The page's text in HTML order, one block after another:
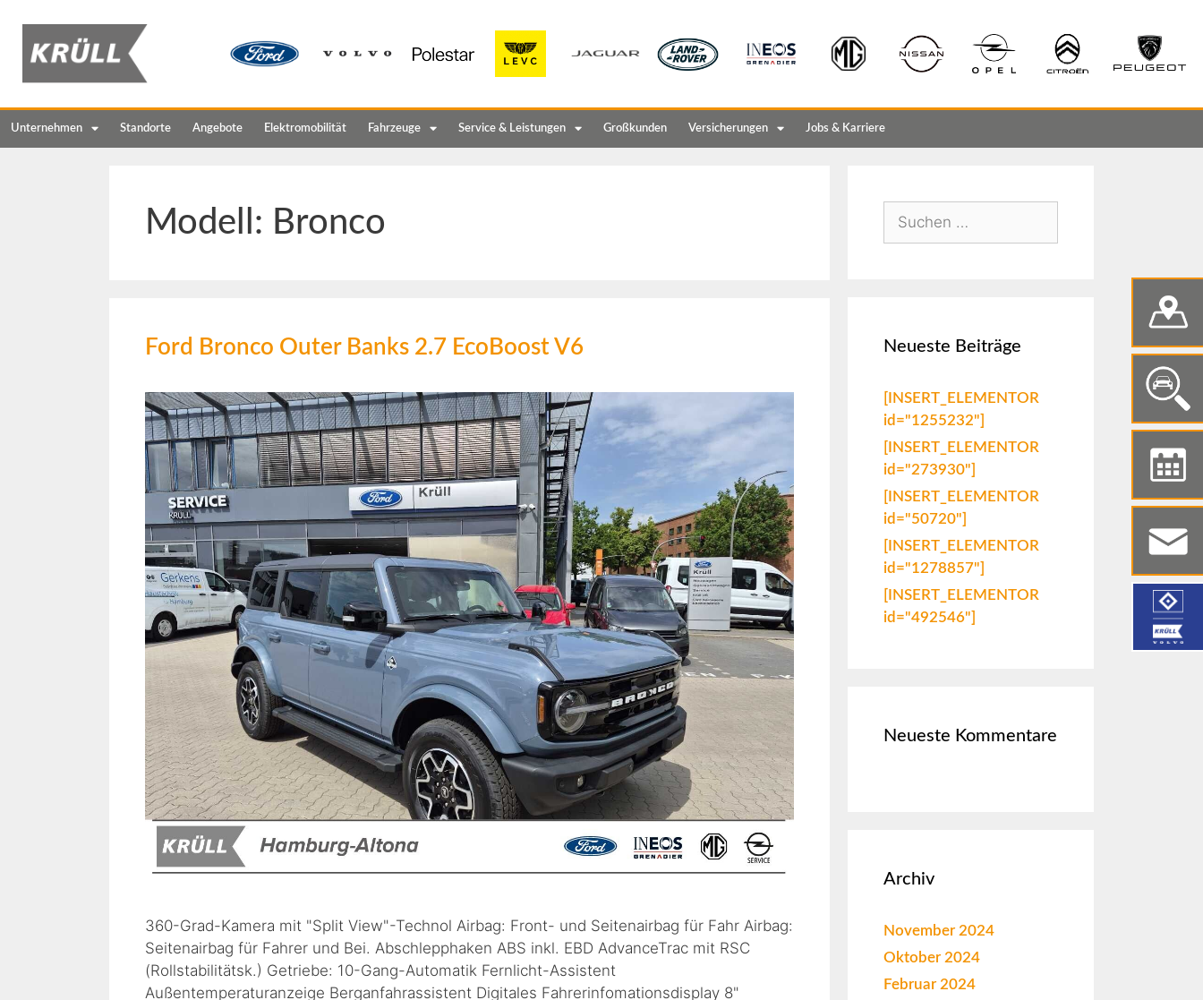
Unternehmen Standorte Angebote Elektromobilität Fahrzeuge Service & Leistungen Großkunden Versicherungen Jobs & Karriere
Modell: Bronco
Ford Bronco Outer Banks 2.7 EcoBoost V6
360-Grad-Kamera mit "Split View"-Technol Airbag: Front- und Seitenairbag für Fahr Airbag:
Seitenairbag für Fahrer und Bei. Abschlepphaken ABS inkl. EBD AdvanceTrac mit RSC
(Rollstabilitätsk.) Getriebe: 10-Gang-Automatik Fernlicht-Assistent
Außentemperaturanzeige Berganfahrassistent Digitales Fahrerinfomationsdisplay 8"
Neueste Beiträge
[INSERT_ELEMENTOR
id="1255232"]
[INSERT_ELEMENTOR
id="273930"]
[INSERT_ELEMENTOR
id="50720"]
[INSERT_ELEMENTOR
id="1278857"]
[INSERT_ELEMENTOR
id="492546"]
Neueste Kommentare
Archiv
November 2024
Oktober 2024
Februar 2024